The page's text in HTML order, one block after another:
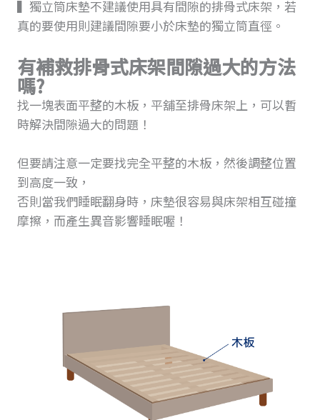
▍獨立筒床墊不建議使用具有間隙的排骨式床架，若
真的要使用則建議間隙要小於床墊的獨立筒直徑。
有補救排骨式床架間隙過大的方法
嗎?
找一塊表面平整的木板，平舖至排骨床架上，可以暫
時解決間隙過大的問題！
但要請注意一定要找完全平整的木板，然後調整位置
到高度一致，
否則當我們睡眠翻身時，床墊很容易與床架相互碰撞
摩擦，而產生異音影響睡眠喔！